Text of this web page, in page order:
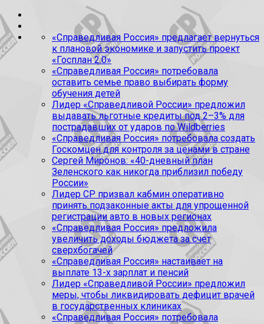
«Справедливая Россия» предлагает вернуться
к плановой экономике и запустить проект
«Госплан 2.0»
«Справедливая Россия» потребовала
оставить семье право выбирать форму
обучения детей
Лидер «Справедливой России» предложил
выдавать льготные кредиты под 2–3% для
пострадавших от ударов по Wildberries
«Справедливая Россия» потребовала создать
Госкомцен для контроля за ценами в стране
Сергей Миронов: «40-дневный план
Зеленского как никогда приблизил победу
России»
Лидер СР призвал кабмин оперативно
принять подзаконные акты для упрощенной
регистрации авто в новых регионах
«Справедливая Россия» предложила
увеличить доходы бюджета за счет
сверхбогачей
«Справедливая Россия» настаивает на
выплате 13-х зарплат и пенсий
Лидер «Справедливой России» предложил
меры, чтобы ликвидировать дефицит врачей
в государственных клиниках
«Справедливая Россия» потребовала